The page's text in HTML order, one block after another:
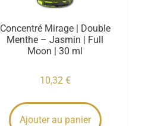
Concentré Mirage | Double
Menthe – Jasmin | Full
Moon | 30 ml
10,32 €
Ajouter au panier